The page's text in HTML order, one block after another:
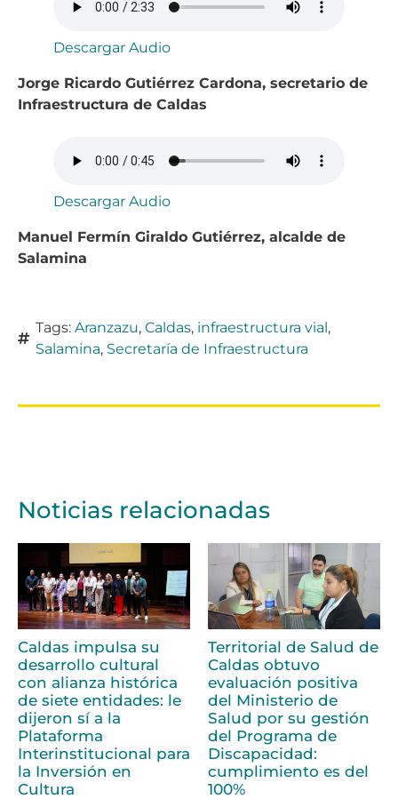
Descargar Audio
Jorge Ricardo Gutiérrez Cardona, secretario de
Infraestructura de Caldas
Descargar Audio
Manuel Fermín Giraldo Gutiérrez, alcalde de
Salamina
Tags: Aranzazu, Caldas, infraestructura vial,
Salamina, Secretaría de Infraestructura
Noticias relacionadas
Caldas impulsa su
desarrollo cultural
con alianza histórica
de siete entidades: le
dijeron sí a la
Plataforma
Interinstitucional para
la Inversión en
Cultura
Territorial de Salud de
Caldas obtuvo
evaluación positiva
del Ministerio de
Salud por su gestión
del Programa de
Discapacidad:
cumplimiento es del
100%